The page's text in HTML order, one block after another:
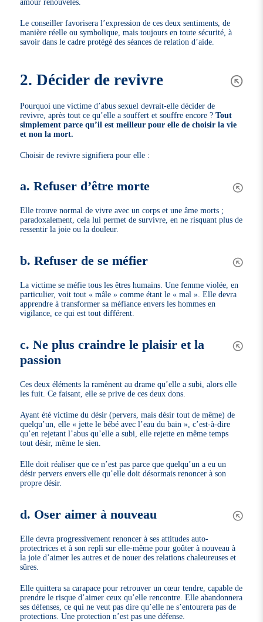
Le conseiller favorisera l’expression de ces deux sentiments, de
manière réelle ou symbolique, mais toujours en toute sécurité, à
savoir dans le cadre protégé des séances de relation d’aide.
2. Décider de revivre
Pourquoi une victime d’abus sexuel devrait-elle décider de
revivre, après tout ce qu’elle a souffert et souffre encore ?Tout
simplement parce qu’il est meilleur pour elle de choisir la vie
et non la mort.
Choisir de revivre signifiera pour elle :
a. Refuser d’être morte
Elle trouve normal de vivre avec un corps et une âme morts ;
paradoxalement, cela lui permet de survivre, en ne risquant plus de
ressentir la joie ou la douleur.
b. Refuser de se méfier
La victime se méfie tous les êtres humains. Une femme violée, en
particulier, voit tout « mâle » comme étant le « mal ». Elle devra
apprendre à transformer sa méfiance envers les hommes en
vigilance, ce qui est tout différent.
c. Ne plus craindre le plaisir et la
passion
Ces deux éléments la ramènent au drame qu’elle a subi, alors elle
les fuit. Ce faisant, elle se prive de ces deux dons.
Ayant été victime du désir (pervers, mais désir tout de même) de
quelqu’un, elle « jette le bébé avec l’eau du bain », c’est-à-dire
qu’en rejetant l’abus qu’elle a subi, elle rejette en même temps
tout désir, même le sien.
Elle doit réaliser que ce n’est pas parce que quelqu’un a eu un
désir pervers envers elle qu’elle doit désormais renoncer à son
propre désir.
d. Oser aimer à nouveau
Elle devra progressivement renoncer à ses attitudes auto-
protectrices et à son repli sur elle-même pour goûter à nouveau à
la joie d’aimer les autres et de nouer des relations chaleureuses et
sûres.
Elle quittera sa carapace pour retrouver un cœur tendre, capable de
prendre le risque d’aimer ceux qu’elle rencontre. Elle abandonnera
ses défenses, ce qui ne veut pas dire qu’elle ne s’entourera pas de
protections. Une protection n’est pas une défense.